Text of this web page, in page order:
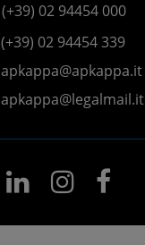
(+39) 02 94454 000
(+39) 02 94454 339
apkappa@apkappa.it
apkappa@legalmail.it